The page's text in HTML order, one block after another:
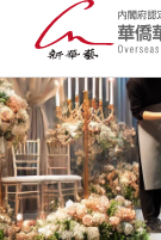
容
を
ス
キ